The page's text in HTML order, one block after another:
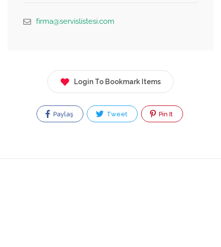
firma@servislistesi.com
Login To Bookmark Items
Paylaş Tweet Pin It